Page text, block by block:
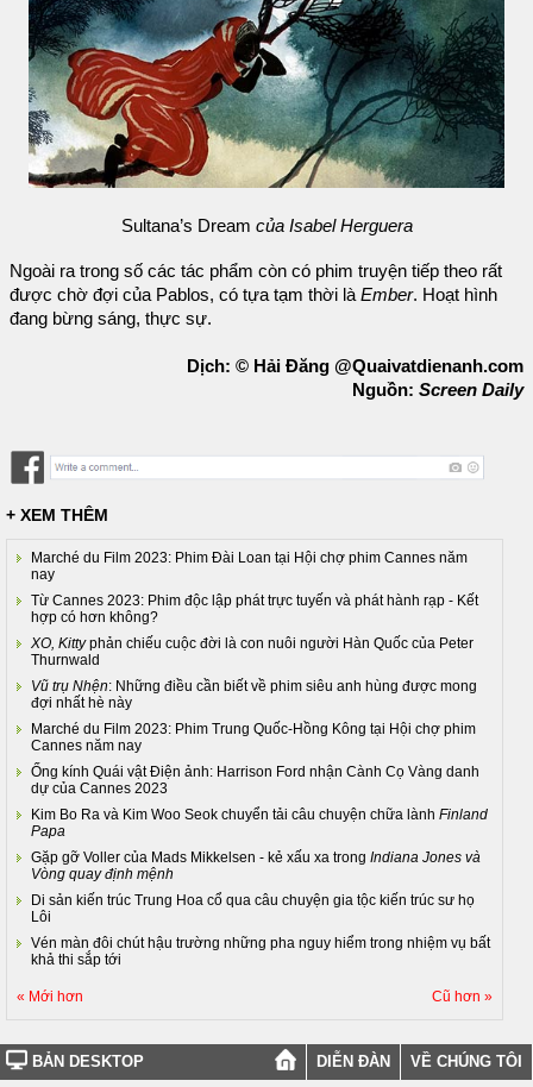
Sultana’s Dream của Isabel Herguera
Ngoài ra trong số các tác phẩm còn có phim truyện tiếp theo rất
được chờ đợi của Pablos, có tựa tạm thời là Ember. Hoạt hình
đang bừng sáng, thực sự.
Dịch: © Hải Đăng @Quaivatdienanh.com
Nguồn: Screen Daily
+ XEM THÊM
Marché du Film 2023: Phim Đài Loan tại Hội chợ phim Cannes năm
nay
Từ Cannes 2023: Phim độc lập phát trực tuyến và phát hành rạp - Kết
hợp có hơn không?
XO, Kittyphản chiếu cuộc đời là con nuôi người Hàn Quốc của Peter
Thurnwald
Vũ trụ Nhện: Những điều cần biết về phim siêu anh hùng được mong
đợi nhất hè này
Marché du Film 2023: Phim Trung Quốc-Hồng Kông tại Hội chợ phim
Cannes năm nay
Ống kính Quái vật Điện ảnh: Harrison Ford nhận Cành Cọ Vàng danh
dự của Cannes 2023
Kim Bo Ra và Kim Woo Seok chuyển tải câu chuyện chữa lành Finland
Papa
Gặp gỡ Voller của Mads Mikkelsen - kẻ xấu xa trong Indiana Jones và
Vòng quay định mệnh
Di sản kiến trúc Trung Hoa cổ qua câu chuyện gia tộc kiến trúc sư họ
Lôi
Vén màn đôi chút hậu trường những pha nguy hiểm trong nhiệm vụ bất
khả thi sắp tới
« Mới hơn Cũ hơn »
BẢN DESKTOP DIỄN ĐÀN VỀ CHÚNG TÔI